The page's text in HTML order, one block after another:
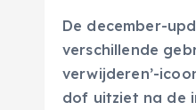
De december-
verschillende
verwijderen’-
dof uitziet na de